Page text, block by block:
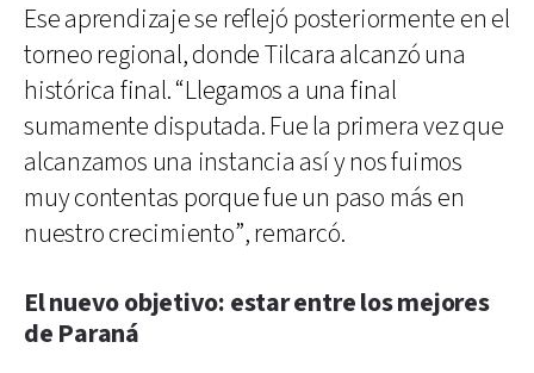
Ese aprendizaje se reflejó posteriormente en el
torneo regional, donde Tilcara alcanzó una
histórica final. “Llegamos a una final
sumamente disputada. Fue la primera vez que
alcanzamos una instancia así y nos fuimos
muy contentas porque fue un paso más en
nuestro crecimiento”, remarcó.
El nuevo objetivo: estar entre los mejores
de Paraná